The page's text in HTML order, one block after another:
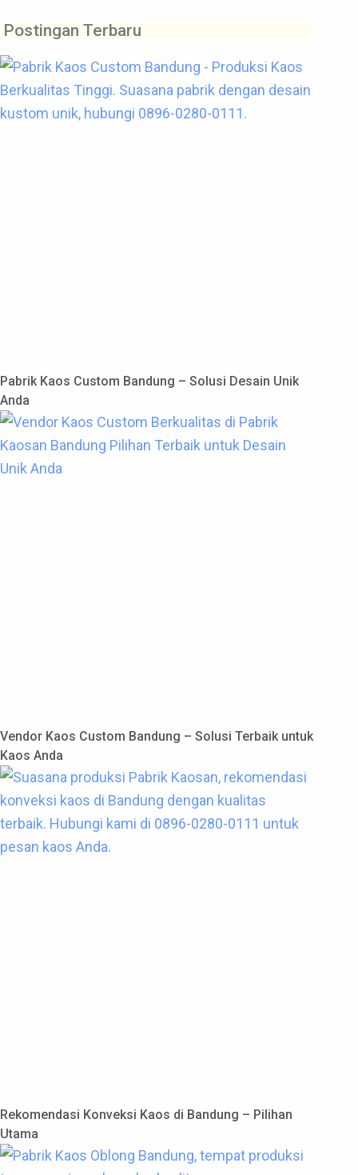
Postingan Terbaru
Pabrik Kaos Custom Bandung – Solusi Desain Unik
Anda
Vendor Kaos Custom Bandung – Solusi Terbaik untuk
Kaos Anda
Rekomendasi Konveksi Kaos di Bandung – Pilihan
Utama